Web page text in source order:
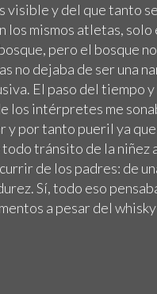
visible y del que tanto
los mismos atletas, solo
pero el bosque
no dejaba de ser una
El paso del tiempo
los intérpretes me
y por tanto pueril ya
tránsito de la niñez
de los padres: de
Sí, todo eso
a pesar del